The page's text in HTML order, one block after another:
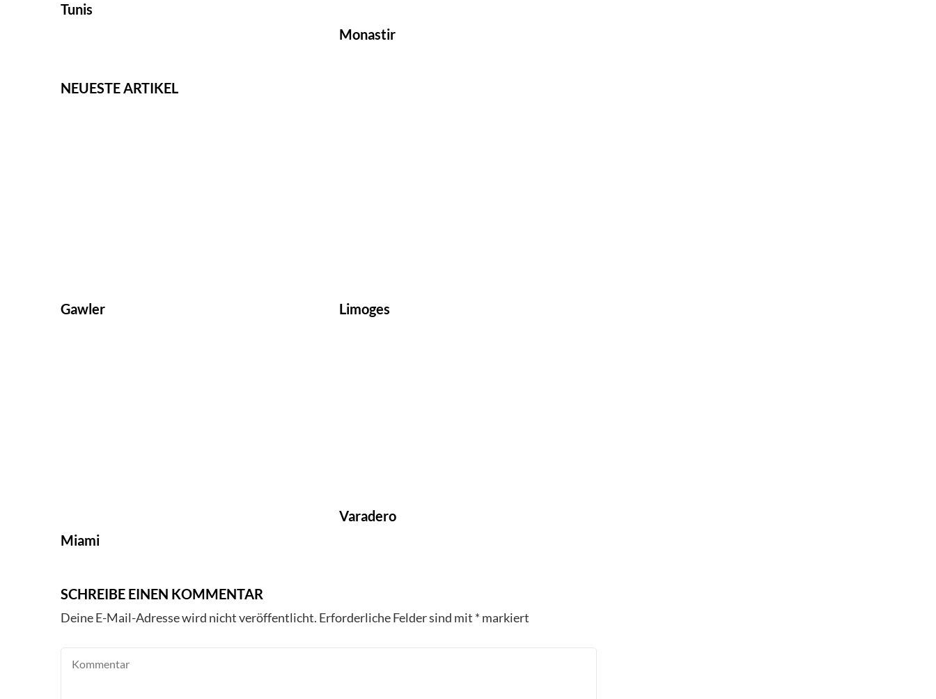
Tunis
Monastir
NEUESTE ARTIKEL
Gawler Limoges
Miami
Varadero
SCHREIBE EINEN KOMMENTAR
Deine E-Mail-Adresse wird nicht veröffentlicht. Erforderliche Felder sind mit * markiert